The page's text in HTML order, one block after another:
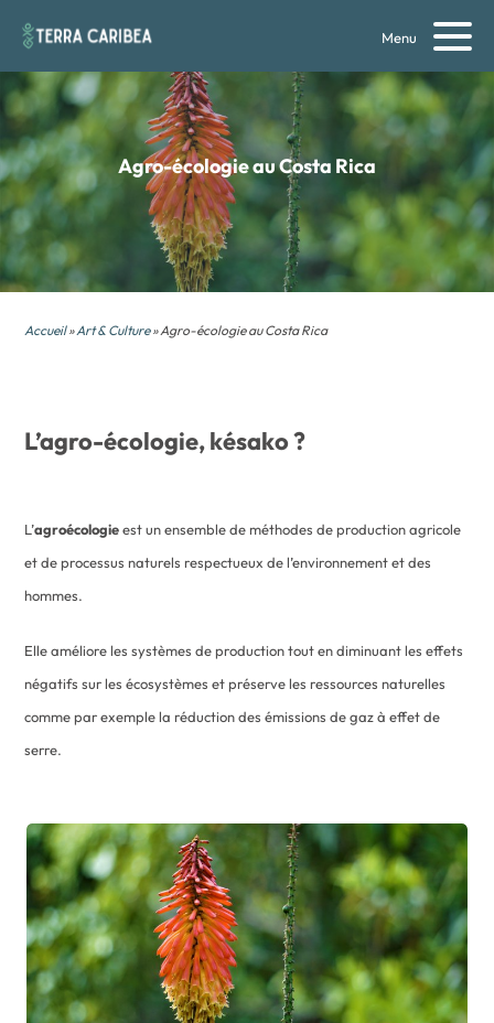
Menu
Agro-écologie au Costa Rica
Accueil»Art & Culture» Agro-écologie au Costa Rica
L’agro-écologie, késako ?
L’agroécologieest un ensemble de méthodes de production agricole
et de processus naturels respectueux de l’environnement et des
hommes.
Elle améliore les systèmes de production tout en diminuant les effets
négatifs sur les écosystèmes et préserve les ressources naturelles
comme par exemple la réduction des émissions de gaz à effet de
serre.